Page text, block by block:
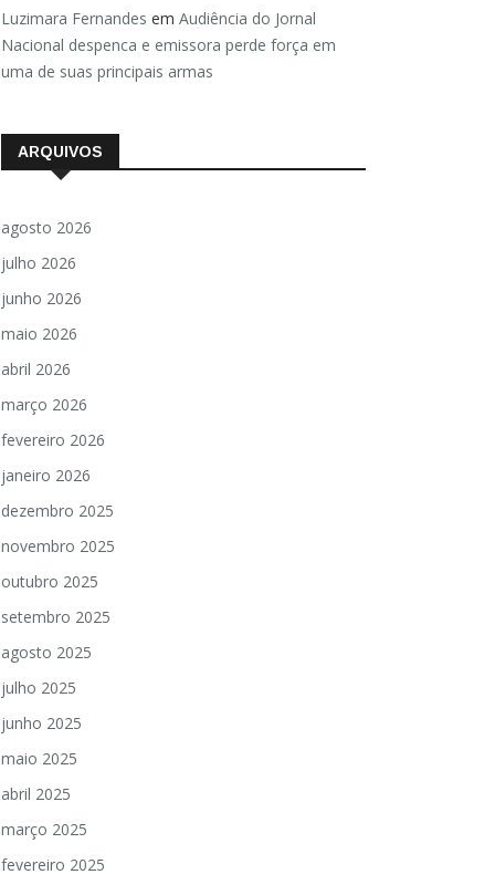
Luzimara Fernandes em Audiência do Jornal
Nacional despenca e emissora perde força em
uma de suas principais armas
ARQUIVOS
agosto 2026
julho 2026
junho 2026
maio 2026
abril 2026
março 2026
fevereiro 2026
janeiro 2026
dezembro 2025
novembro 2025
outubro 2025
setembro 2025
agosto 2025
julho 2025
junho 2025
maio 2025
abril 2025
março 2025
fevereiro 2025